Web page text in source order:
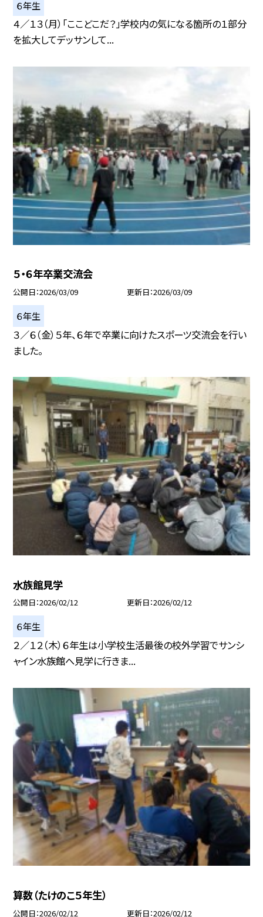
６年生
４／１３（月）「ここどこだ？」学校内の気になる箇所の１部分
を拡大してデッサンして...
５・６年卒業交流会
公開日 2026/03/09 更新日 2026/03/09
６年生
３／６（金）５年、６年で卒業に向けたスポーツ交流会を行い
ました。
水族館見学
公開日 2026/02/12 更新日 2026/02/12
６年生
２／１２（木）６年生は小学校生活最後の校外学習でサンシ
ャイン水族館へ見学に行きま...
算数（たけのこ５年生）
公開日 2026/02/12 更新日 2026/02/12